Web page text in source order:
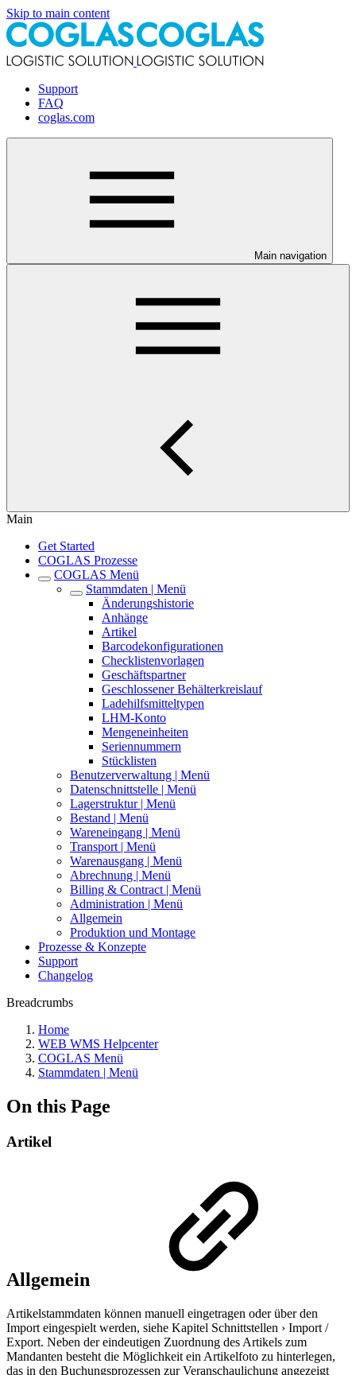
Skip to main content
Support
FAQ
coglas.com
Main navigation
Main
Get Started
COGLAS Prozesse
COGLAS Menü
Stammdaten | Menü
Änderungshistorie
Anhänge
Artikel
Barcodekonfigurationen
Checklistenvorlagen
Geschäftspartner
Geschlossener Behälterkreislauf
Ladehilfsmitteltypen
LHM-Konto
Mengeneinheiten
Seriennummern
Stücklisten
Benutzerverwaltung | Menü
Datenschnittstelle | Menü
Lagerstruktur | Menü
Bestand | Menü
Wareneingang | Menü
Transport | Menü
Warenausgang | Menü
Abrechnung | Menü
Billing & Contract | Menü
Administration | Menü
Allgemein
Produktion und Montage
Prozesse & Konzepte
Support
Changelog
Breadcrumbs
Home
WEB WMS Helpcenter
COGLAS Menü
Stammdaten | Menü
On this Page
Artikel
Allgemein
Artikelstammdaten können manuell eingetragen oder über den
Import eingespielt werden, siehe Kapitel Schnittstellen › Import /
Export. Neben der eindeutigen Zuordnung des Artikels zum
Mandanten besteht die Möglichkeit ein Artikelfoto zu hinterlegen,
das in den Buchungsprozessen zur Veranschaulichung angezeigt